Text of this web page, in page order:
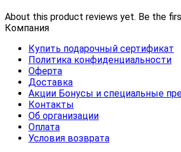
About this product reviews yet. Be the
Компания
Купить подарочный сертификат
Политика конфиденциальности
Оферта
Доставка
Акции Бонусы и специальные
Контакты
Об организации
Оплата
Условия возврата